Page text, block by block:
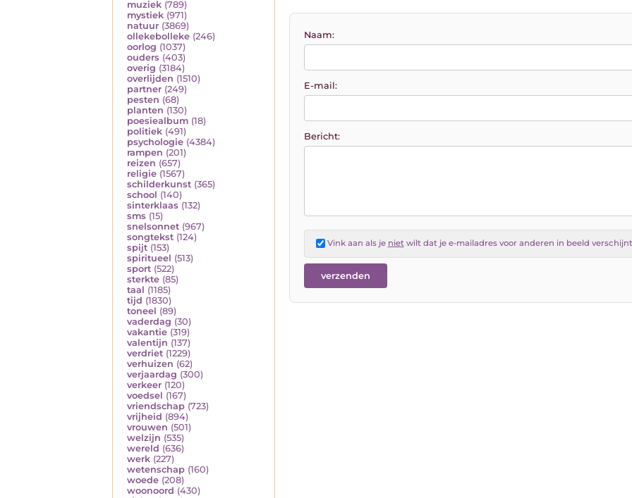
muziek (789)
mystiek (971)
natuur (3869)
ollekebolleke (246)
oorlog (1037)
ouders (403)
overig (3184)
overlijden (1510)
partner (249)
pesten (68)
planten (130)
poesiealbum (18)
politiek (491)
psychologie (4384)
rampen (201)
reizen (657)
religie (1567)
schilderkunst (365)
school (140)
sinterklaas (132)
sms (15)
snelsonnet (967)
songtekst (124)
spijt (153)
spiritueel (513)
sport (522)
sterkte (85)
taal (1185)
tijd (1830)
toneel (89)
vaderdag (30)
vakantie (319)
valentijn (137)
verdriet (1229)
verhuizen (62)
verjaardag (300)
verkeer (120)
voedsel (167)
vriendschap (723)
vrijheid (894)
vrouwen (501)
welzijn (535)
wereld (636)
werk (227)
wetenschap (160)
woede (208)
woonoord (430)
Naam:
E-mail:
Bericht:
Vink aan als je nietwilt dat je e-mailadres voor anderen in beeld verschijnt